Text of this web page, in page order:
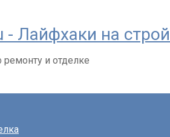
- Лайфхаки на
и отделке